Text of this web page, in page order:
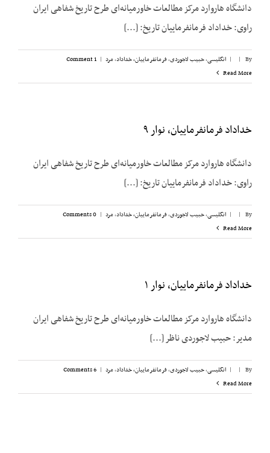
دانشگاه هاروارد مرکز مطالعات خاورمیانه‌ای طرح تاریخ شفاهی ایران
راوی: خداداد فرمانفرماییان تاریخ: [...]
By
|
| انگلیسی,حبیب لاجوردی,فرمانفرماییان، خداداد,مرد |
1 Comment
Read More
خداداد فرمانفرماییان، نوار ۹
دانشگاه هاروارد مرکز مطالعات خاورمیانه‌ای طرح تاریخ شفاهی ایران
راوی: خداداد فرمانفرماییان تاریخ: [...]
By
|
| انگلیسی,حبیب لاجوردی,فرمانفرماییان، خداداد,مرد |
0 Comments
Read More
خداداد فرمانفرماییان، نوار ۱
دانشگاه هاروارد مرکز مطالعات خاورمیانه‌ای طرح تاریخ شفاهی ایران
مدیر: حبیب لاجوردی ناظر [...]
By
|
| انگلیسی,حبیب لاجوردی,فرمانفرماییان، خداداد,مرد |
6 Comments
Read More